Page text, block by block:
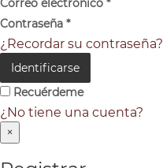
Correo electrónico *
Contraseña *
¿Recordar su contraseña?
Identificarse
Recuérdeme
¿No tiene una cuenta?
×